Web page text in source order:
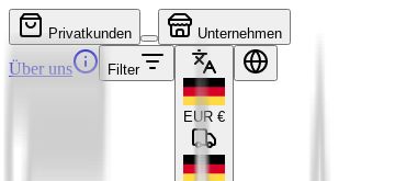
Privatkunden Unternehmen
Über uns Filter
EUR €